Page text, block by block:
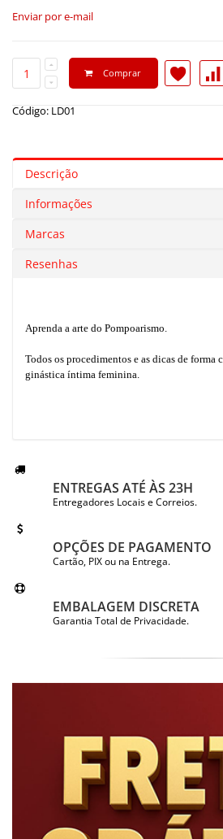
Enviar por e-mail
Comprar
Código: LD01
Descrição
Informações
Marcas
Resenhas
Aprenda a arte do Pompoarismo.
Todos os procedimentos e as dicas de forma
ginástica íntima feminina.
ENTREGAS ATÉ ÀS 23H
Entregadores Locais e Correios.
OPÇÕES DE PAGAMENTO
Cartão, PIX ou na Entrega.
EMBALAGEM DISCRETA
Garantia Total de Privacidade.